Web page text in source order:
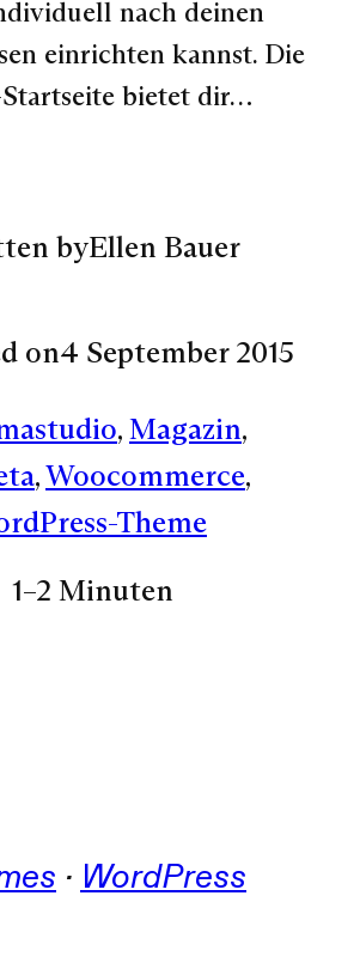
nach deinen
einrichten kannst. Die
bietet dir…
byEllen Bauer
on4 September 2015
, Magazin
, Woocommerce
Theme
1–2 Minuten
· WordPress